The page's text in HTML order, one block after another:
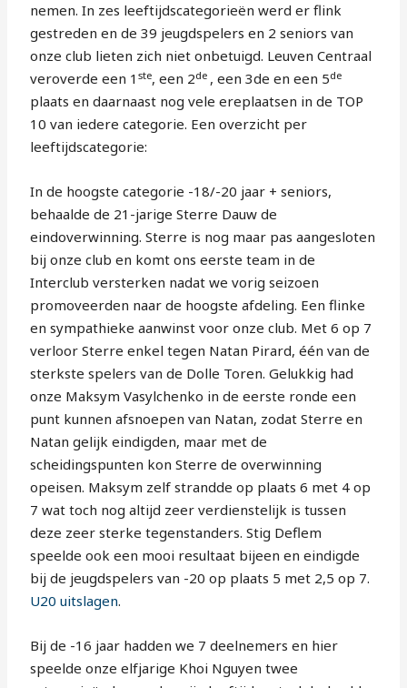
nemen. In zes leeftijdscategorieën werd er flink
gestreden en de 39 jeugdspelers en 2 seniors van
onze club lieten zich niet onbetuigd. Leuven Centraal
veroverde een 1ste, een 2de , een 3de en een 5de
plaats en daarnaast nog vele ereplaatsen in de TOP
10 van iedere categorie. Een overzicht per
leeftijdscategorie:
In de hoogste categorie -18/-20 jaar + seniors,
behaalde de 21-jarige Sterre Dauw de
eindoverwinning. Sterre is nog maar pas aangesloten
bij onze club en komt ons eerste team in de
Interclub versterken nadat we vorig seizoen
promoveerden naar de hoogste afdeling. Een flinke
en sympathieke aanwinst voor onze club. Met 6 op 7
verloor Sterre enkel tegen Natan Pirard, één van de
sterkste spelers van de Dolle Toren. Gelukkig had
onze Maksym Vasylchenko in de eerste ronde een
punt kunnen afsnoepen van Natan, zodat Sterre en
Natan gelijk eindigden, maar met de
scheidingspunten kon Sterre de overwinning
opeisen. Maksym zelf strandde op plaats 6 met 4 op
7 wat toch nog altijd zeer verdienstelijk is tussen
deze zeer sterke tegenstanders. Stig Deflem
speelde ook een mooi resultaat bijeen en eindigde
bij de jeugdspelers van -20 op plaats 5 met 2,5 op 7.
U20 uitslagen.
Bij de -16 jaar hadden we 7 deelnemers en hier
speelde onze elfjarige Khoi Nguyen twee